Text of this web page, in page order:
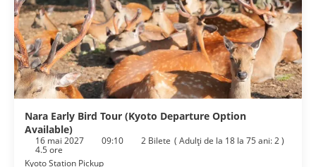
Nara Early Bird Tour (Kyoto Departure Option
Available)
16 mai 2027 09:10 2 Bilete ( Adulţi de la 18 la 75 ani: 2)
4.5 ore
Kyoto Station Pickup